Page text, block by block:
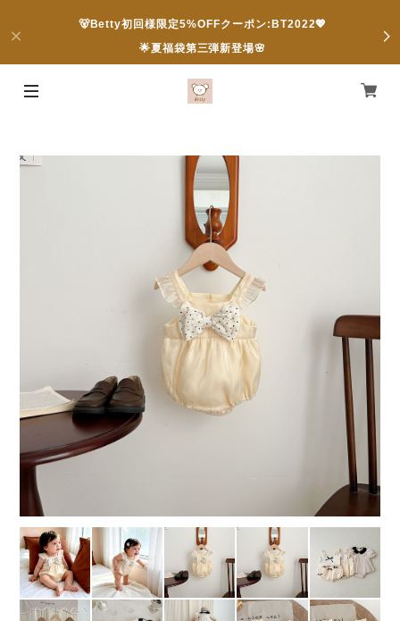
🐻Betty初回様限定5%OFFクーポン:BT2022💖
🌟夏福袋第三弾新登場🌸